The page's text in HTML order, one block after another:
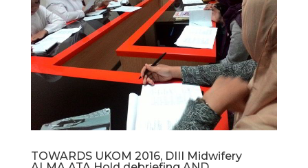
TOWARDS UKOM 2016, DIII Midwifery